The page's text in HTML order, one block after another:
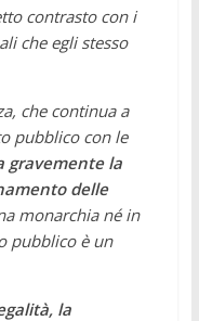
contrasto con i
che egli stesso
che continua a
pubblico con le
gravemente la
delle
monarchia né in
pubblico è un
la